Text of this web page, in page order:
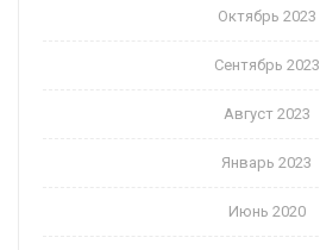
Октябрь 2023
Сентябрь 2023
Август 2023
Январь 2023
Июнь 2020